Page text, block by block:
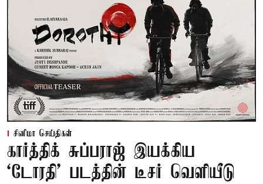
சினிமா செய்திகள்
கார்த்திக் சுப்பராஜ் இயக்கிய
`டோரதி' படத்தின் டீசர் வெளியீடு